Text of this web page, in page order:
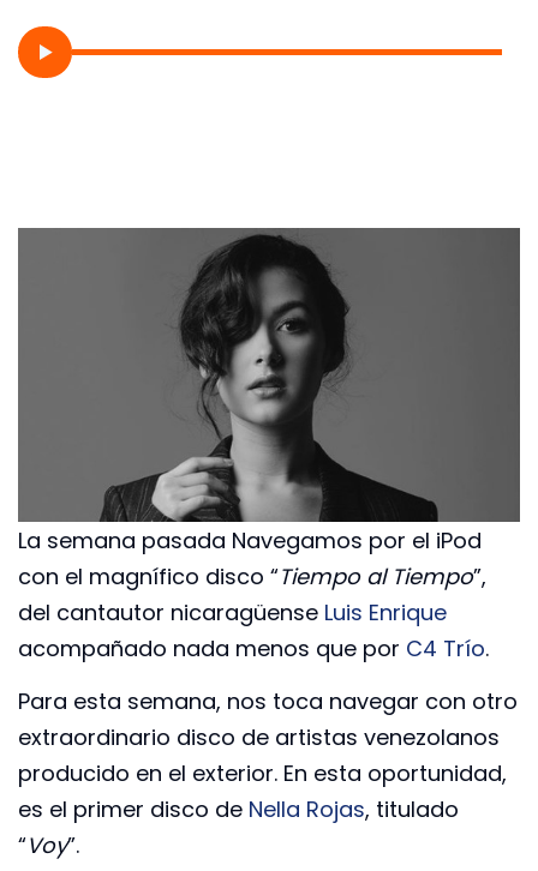
La semana pasada Navegamos por el iPod
con el magnífico disco “Tiempo al Tiempo”,
del cantautor nicaragüense Luis Enrique
acompañado nada menos que por C4 Trío.
Para esta semana, nos toca navegar con otro
extraordinario disco de artistas venezolanos
producido en el exterior. En esta oportunidad,
es el primer disco de Nella Rojas, titulado
“Voy”.